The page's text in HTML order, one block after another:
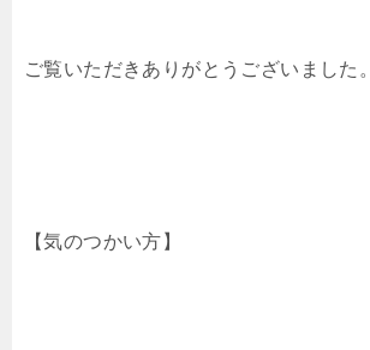
ご覧いただきありがとうございました。
【気のつかい方】